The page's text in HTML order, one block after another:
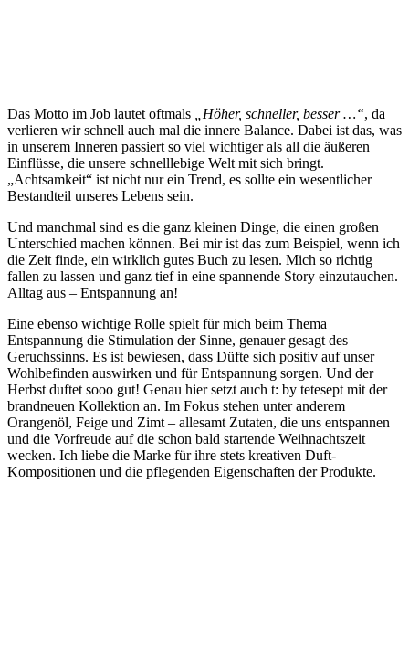
Das Motto im Job lautet oftmals „Höher, schneller, besser …“, da
verlieren wir schnell auch mal die innere Balance. Dabei ist das, was
in unserem Inneren passiert so viel wichtiger als all die äußeren
Einflüsse, die unsere schnelllebige Welt mit sich bringt.
„Achtsamkeit“ ist nicht nur ein Trend, es sollte ein wesentlicher
Bestandteil unseres Lebens sein.
Und manchmal sind es die ganz kleinen Dinge, die einen großen
Unterschied machen können. Bei mir ist das zum Beispiel, wenn ich
die Zeit finde, ein wirklich gutes Buch zu lesen. Mich so richtig
fallen zu lassen und ganz tief in eine spannende Story einzutauchen.
Alltag aus – Entspannung an!
Eine ebenso wichtige Rolle spielt für mich beim Thema
Entspannung die Stimulation der Sinne, genauer gesagt des
Geruchssinns. Es ist bewiesen, dass Düfte sich positiv auf unser
Wohlbefinden auswirken und für Entspannung sorgen. Und der
Herbst duftet sooo gut! Genau hier setzt auch t: by tetesept mit der
brandneuen Kollektion an. Im Fokus stehen unter anderem
Orangenöl, Feige und Zimt – allesamt Zutaten, die uns entspannen
und die Vorfreude auf die schon bald startende Weihnachtszeit
wecken. Ich liebe die Marke für ihre stets kreativen Duft-
Kompositionen und die pflegenden Eigenschaften der Produkte.